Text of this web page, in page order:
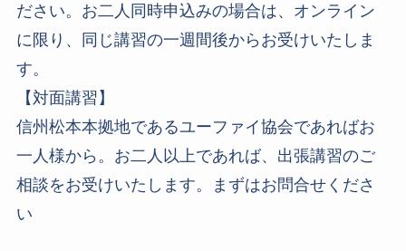
ださい。お二人同時申込みの場合は、オンライン
に限り、同じ講習の一週間後からお受けいたしま
す。
【対面講習】
信州松本本拠地であるユーファイ協会であればお
一人様から。お二人以上であれば、出張講習のご
相談をお受けいたします。まずはお問合せくださ
い